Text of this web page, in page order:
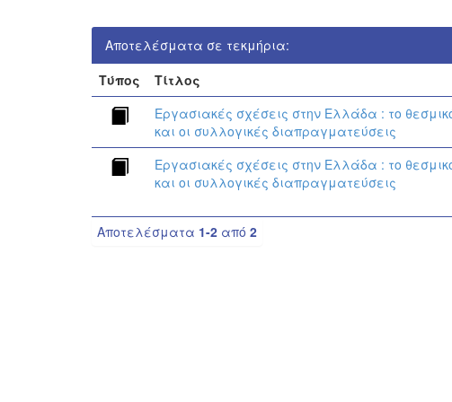
Αποτελέσματα σε τεκμήρια:
Τύπος
Τίτλος
Εργασιακές σχέσεις στην Ελλάδα : το
και οι συλλογικές διαπραγματεύσεις
Εργασιακές σχέσεις στην Ελλάδα : το
και οι συλλογικές διαπραγματεύσεις
Αποτελέσματα 1-2 από 2